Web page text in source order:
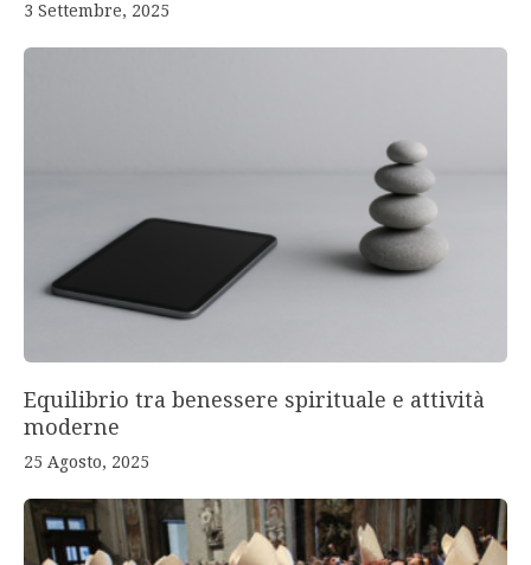
3 Settembre, 2025
Equilibrio tra benessere spirituale e attività
moderne
25 Agosto, 2025